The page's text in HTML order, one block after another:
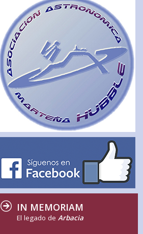
IN MEMORIAM
El legado de Arbacia